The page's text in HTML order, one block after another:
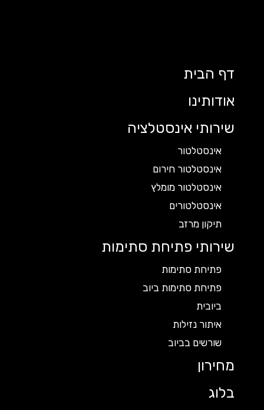
דף הבית
אודותינו
שירותי אינסטלציה
אינסטלטור
אינסטלטור חירום
אינסטלטור מומלץ
אינסטלטורים
תיקון מרזב
שירותי פתיחת סתימות
פתיחת סתימות
פתיחת סתימות ביוב
ביובית
איתור נזילות
שורשים בביוב
מחירון
בלוג